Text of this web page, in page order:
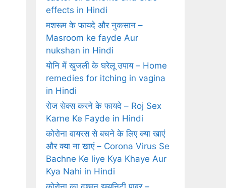
effects in Hindi
मशरूम के फायदे और नुकसान –
Masroom ke fayde Aur
nukshan in Hindi
योनि में खुजली के घरेलू उपाय – Home
remedies for itching in vagina
in Hindi
रोज सेक्‍स करने के फायदे – Roj Sex
Karne Ke Fayde in Hindi
कोरोना वायरस से बचने के लिए क्या खाएं
और क्या ना खाएं – Corona Virus Se
Bachne Ke liye Kya Khaye Aur
Kya Nahi in Hindi